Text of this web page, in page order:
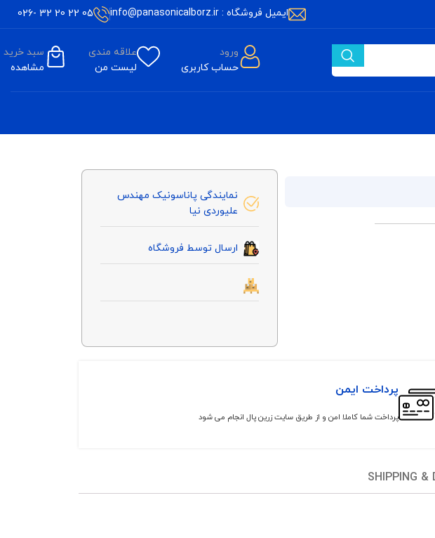
ایمیل فروشگاه : info@panasonicalborz.ir 05 22 20 32 -026
ورود
حساب کاربری
علاقه مندی
لیست من
سبد خرید
مشاهده
نمایندگی پاناسونیک مهندس
علیوردی نیا
ارسال توسط فروشگاه
پرداخت ایمن
پرداخت شما کاملا امن و از طریق سایت زرین پال انجام می شود
SHIPPING &